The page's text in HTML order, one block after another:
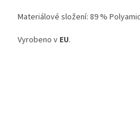
Materiálové složení: 89 %
Vyrobeno v EU.